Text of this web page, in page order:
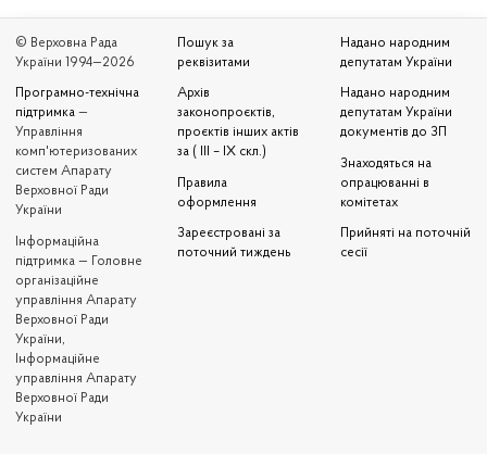
© Верховна Рада
України 1994—2026
Програмно-технічна
підтримка —
Управління
комп'ютеризованих
систем Апарату
Верховної Ради
України
Iнформаційна
підтримка — Головне
організаційне
управління Апарату
Верховної Ради
України,
Інформаційне
управління Апарату
Верховної Ради
України
Пошук за
реквізитами
Архів
законопроєктів,
проєктів інших актів
за ( III – IX скл.)
Правила
оформлення
Зареєстровані за
поточний тиждень
Надано народним
депутатам України
Надано народним
депутатам України
документів до ЗП
Знаходяться на
опрацюванні в
комітетах
Прийняті на поточній
сесії